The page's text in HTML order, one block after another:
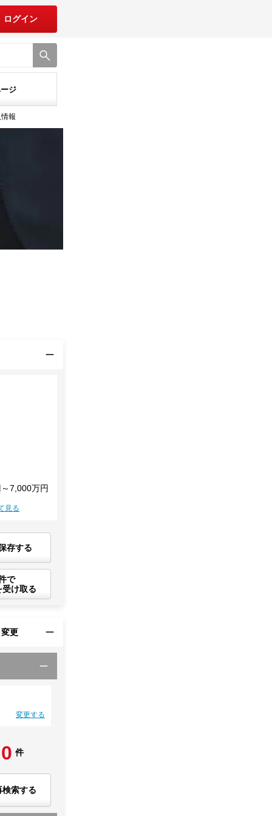
ログイン
ジ
報
7,000万円
見る
存する
で
受け取る
更
変更する
0 件
検索する